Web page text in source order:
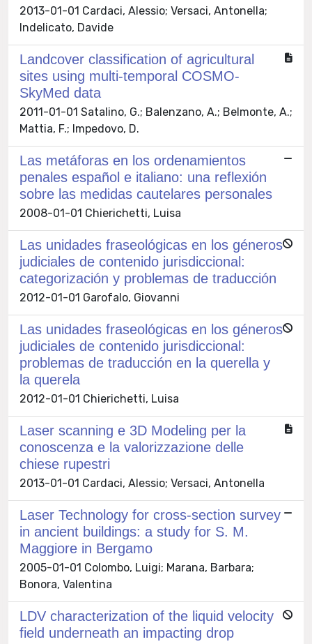
2013-01-01 Cardaci, Alessio; Versaci, Antonella;
Indelicato, Davide
Landcover classification of agricultural
sites using multi-temporal COSMO-
SkyMed data
2011-01-01 Satalino, G.; Balenzano, A.; Belmonte, A.;
Mattia, F.; Impedovo, D.
Las metáforas en los ordenamientos
penales español e italiano: una reflexión
sobre las medidas cautelares personales
2008-01-01 Chierichetti, Luisa
Las unidades fraseológicas en los géneros
judiciales de contenido jurisdiccional:
categorización y problemas de traducción
2012-01-01 Garofalo, Giovanni
Las unidades fraseológicas en los géneros
judiciales de contenido jurisdiccional:
problemas de traducción en la querella y
la querela
2012-01-01 Chierichetti, Luisa
Laser scanning e 3D Modeling per la
conoscenza e la valorizzazione delle
chiese rupestri
2013-01-01 Cardaci, Alessio; Versaci, Antonella
Laser Technology for cross-section survey
in ancient buildings: a study for S. M.
Maggiore in Bergamo
2005-01-01 Colombo, Luigi; Marana, Barbara;
Bonora, Valentina
LDV characterization of the liquid velocity
field underneath an impacting drop